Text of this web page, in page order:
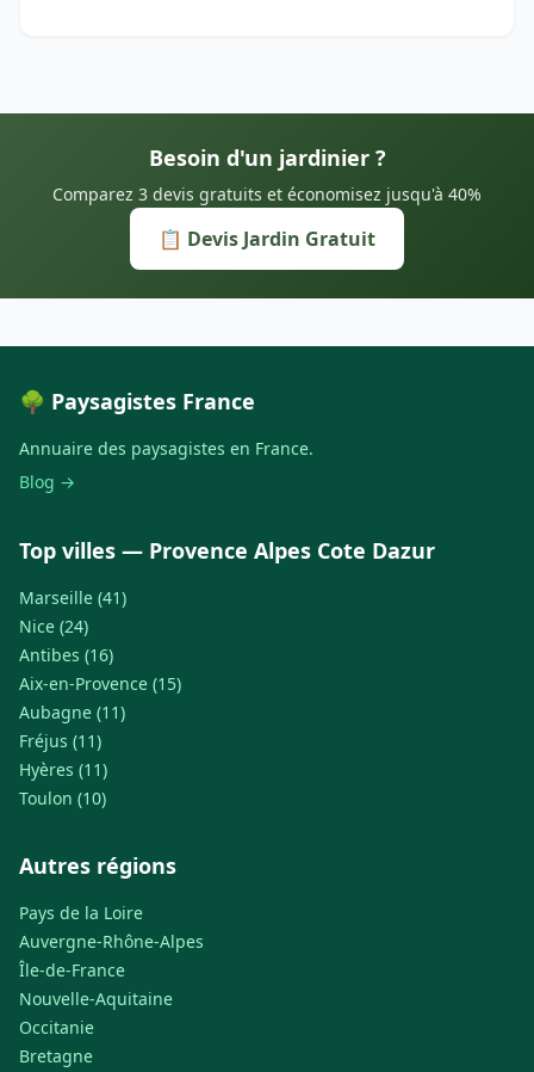
Besoin d'un jardinier ?
Comparez 3 devis gratuits et économisez jusqu'à 40%
📋 Devis Jardin Gratuit
🌳 Paysagistes France
Annuaire des paysagistes en France.
Blog →
Top villes — Provence Alpes Cote Dazur
Marseille (41)
Nice (24)
Antibes (16)
Aix-en-Provence (15)
Aubagne (11)
Fréjus (11)
Hyères (11)
Toulon (10)
Autres régions
Pays de la Loire
Auvergne-Rhône-Alpes
Île-de-France
Nouvelle-Aquitaine
Occitanie
Bretagne